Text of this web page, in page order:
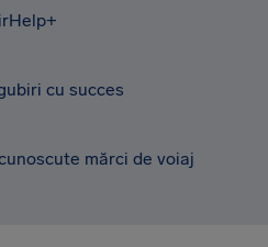
cu succes
mărci de voiaj